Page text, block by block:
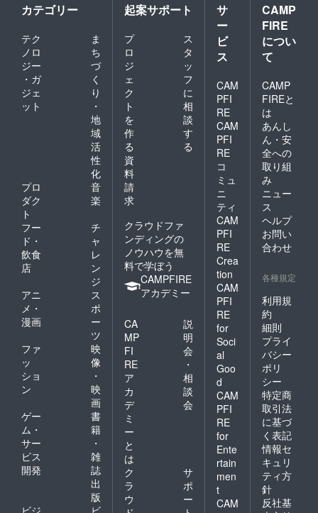
カテゴリー
テク
ノロ
ジー
・ガ
ジェ
ット
ま
ち
づ
く
り
・
地
域
活
性
化
プロ
ダク
ト
音
楽
フー
ド・
飲食
店
チ
ャ
レ
ン
ジ
アニ
メ・
漫画
ス
ポ
ー
ツ
ファ
ッ
ショ
ン
映
像
・
映
画
ゲー
ム・
サー
ビス
開発
書
籍
・
雑
誌
出
版
ビジ
ビ
起案サポート
プ
ロ
ジ
ェ
ク
ト
を
作
る
ス
タ
ッ
フ
に
相
談
す
る
資
料
請
求
クラウドファ
ンディングの
ノウハウを無
料で学ぼう
CAMPFIRE
アカデミー
CA
MP
FI
RE
ア
カ
デ
ミ
ー
と
は
説
明
会
・
相
談
会
ク
ラ
ウ
サ
ポ
ー
サ
ー
ビ
ス
CAM
PFI
RE
CAM
PFI
RE
コ
ミュ
ニ
ティ
CAM
PFI
RE
Crea
tion
CAM
PFI
RE
for
Soci
al
Goo
d
CAM
PFI
RE
for
Ente
rtain
men
t
CAM
CAMP
FIRE
につい
て
CAMP
FIREと
は
あんし
ん・安
全への
取り組
み
ニュー
ス
ヘルプ
お問い
合わせ
各種規定
利用規
約
細則
プライ
バシー
ポリ
シー
特定商
取引法
に基づ
く表記
情報セ
キュリ
ティ方
針
反社基